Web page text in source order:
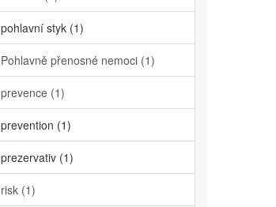
pohlavní styk (1)
Pohlavně přenosné nemoci (1)
prevence (1)
prevention (1)
prezervativ (1)
risk (1)